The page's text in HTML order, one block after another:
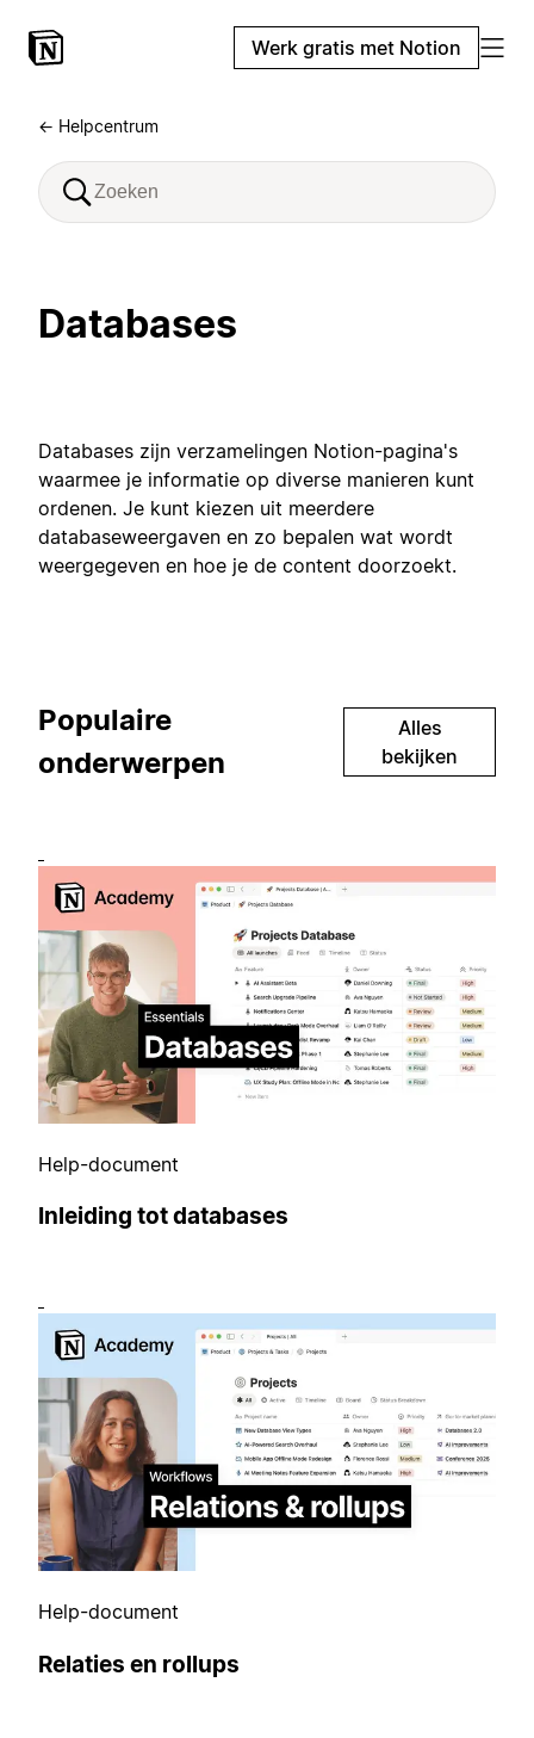
Werk gratis met Notion
← Helpcentrum
Databases
Databases zijn verzamelingen Notion-pagina's
waarmee je informatie op diverse manieren kunt
ordenen. Je kunt kiezen uit meerdere
databaseweergaven en zo bepalen wat wordt
weergegeven en hoe je de content doorzoekt.
Populaire
onderwerpen
Alles
bekijken
Help-document
Inleiding tot databases
Help-document
Relaties en rollups